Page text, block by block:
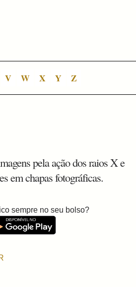
V W X Y Z
pela ação dos raios X e
em chapas fotográficas.
sempre no seu bolso?